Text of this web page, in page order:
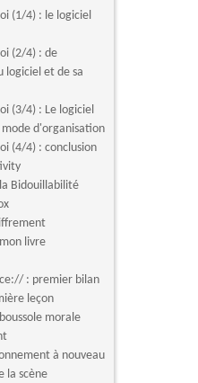
(1/4) : le logiciel
(2/4) : de
logiciel et de sa
(3/4) : Le logiciel
d'organisation
(4/4) : conclusion
Bidouillabilité
livre
: premier bilan
leçon
morale
à nouveau
la scène